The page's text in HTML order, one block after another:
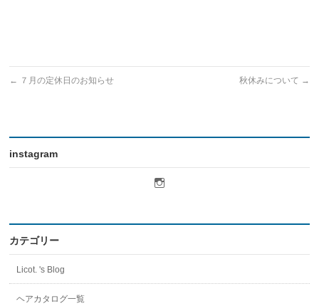
← ７月の定休日のお知らせ 秋休みについて →
instagram
プ
ル
カテゴリー
Licot. 's Blog
ヘアカタログ一覧